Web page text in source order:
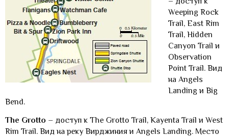
Weeping Rock
Trail, East Rim
Trail, Hidden
Canyon Trail и
Observation
Point Trail. Вид
на Angels
Landing и Big
Bend.
The Grotto – доступ к The Grotto Trail, Kayenta Trail и West
Rim Trail. Вид на реку Вирджиния и Angels Landing. Место